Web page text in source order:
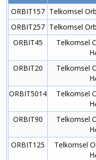
ORBIT157 Telkomsel
ORBIT257 Telkomsel
ORBIT45
Telkomsel
ORBIT20
Telkomsel
ORBIT5014
Telkomsel
ORBIT90
Telkomsel
ORBIT125
Telkomsel